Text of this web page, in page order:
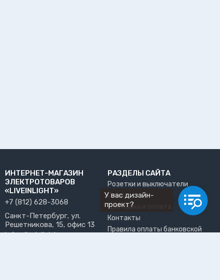
ИНТЕРНЕТ-МАГАЗИН
ЭЛЕКТРОТОВАРОВ
«LIVEINLIGHT»
+7 (812) 628-3068
Санкт-Петербург, ул.
Решетникова, 15, офис 13
info@liveinlight.ru
РАЗДЕЛЫ САЙТА
Розетки и выключатели
О нас
Доставка и оплата
Контакты
Правила оплаты банковской
У вас дизайн-
проект?